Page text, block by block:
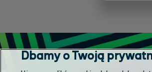
Dbamy o Twoją